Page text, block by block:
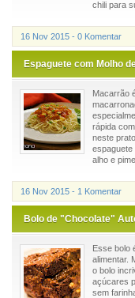
chili para
16 Nov 2015 - 0 Komentar
Espaguete com Molho
Macarrão
rápida
neste
espaguete
alho e
16 Nov 2015 - 1 Komentar
Bolo de "Chocolate"
Esse bolo
alimentar.
o bolo
açúcares
sem